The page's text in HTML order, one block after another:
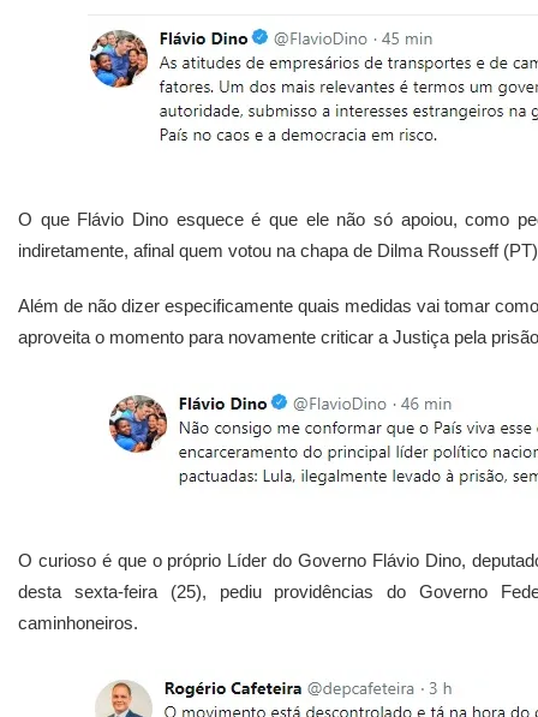
O que Flávio Dino esquece é que ele não só apoiou, como
indiretamente, afinal quem votou na chapa de Dilma Rousseff
Além de não dizer especificamente quais medidas vai tomar
aproveita o momento para novamente criticar a Justiça pela
O curioso é que o próprio Líder do Governo Flávio Dino,
desta sexta-feira (25), pediu providências do Governo
caminhoneiros.